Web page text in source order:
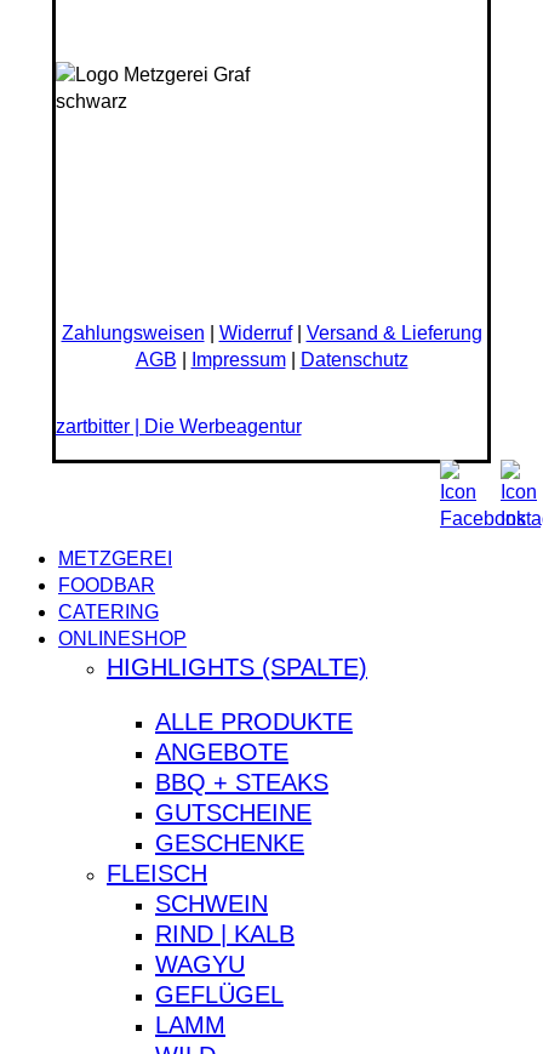
Zahlungsweisen Widerruf| Versand & Lieferung
AGB
Impressum| Datenschutz
zartbitter | Die Werbeagentur
Close
Menu
METZGEREI
FOODBAR
CATERING
ONLINESHOP
HIGHLIGHTS (SPALTE)
ALLE PRODUKTE
ANGEBOTE
BBQ + STEAKS
GUTSCHEINE
GESCHENKE
FLEISCH
SCHWEIN
RIND | KALB
WAGYU
GEFLÜGEL
LAMM